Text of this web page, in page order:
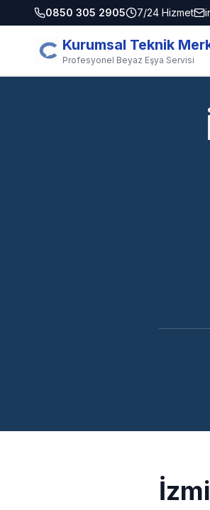
0850 305 2905 7/24 Hizmet
Kurumsal Teknik
Profesyonel Beyaz Eşya Servisi